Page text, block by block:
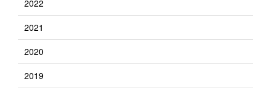
2022
2021
2020
2019